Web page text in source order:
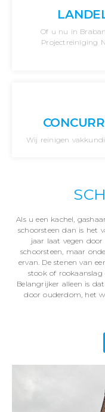
Of u nu in
Projectreiniging
Wij reinigen
Als u een kachel,
schoorsteen dan is het
jaar laat vegen
schoorsteen, maar
ervan. De stenen van
stook of
Belangrijker alleen is
door ouderdom, het